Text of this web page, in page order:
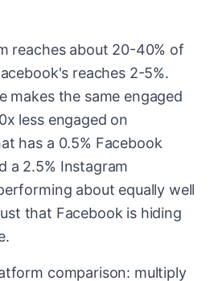
reaches about 20-40% of
reaches 2-5%.
makes the same engaged
less engaged on
has a 0.5% Facebook
a 2.5% Instagram
about equally well
that Facebook is hiding
comparison: multiply